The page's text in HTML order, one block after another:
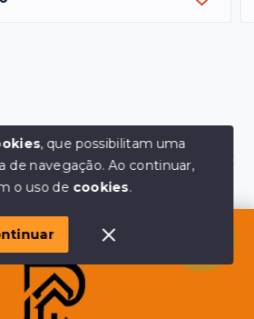
Olá! em posso ajudar?
, que possibilitam uma
de navegação.Ao continuar,
o uso de cookies.